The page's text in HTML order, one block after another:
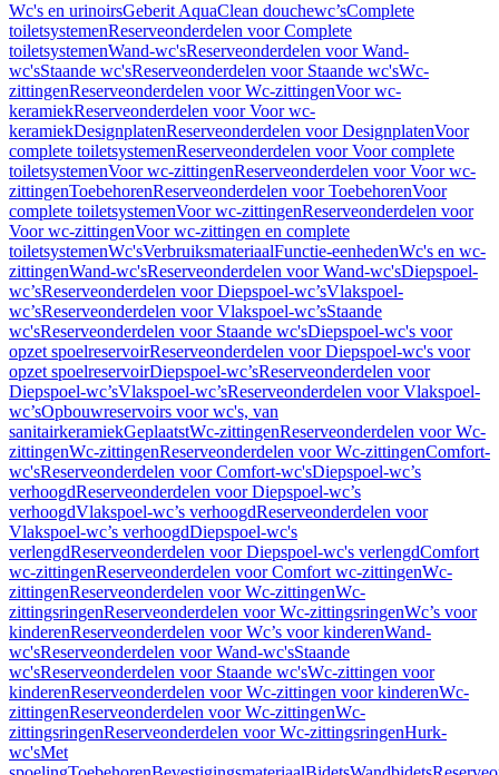
Wc's en urinoirsGeberit AquaClean douchewc’sComplete
toiletsystemenReserveonderdelen voor Complete
toiletsystemenWand-wc'sReserveonderdelen voor Wand-
wc'sStaande wc'sReserveonderdelen voor Staande wc'sWc-
zittingenReserveonderdelen voor Wc-zittingenVoor wc-
keramiekReserveonderdelen voor Voor wc-
keramiekDesignplatenReserveonderdelen voor DesignplatenVoor
complete toiletsystemenReserveonderdelen voor Voor complete
toiletsystemenVoor wc-zittingenReserveonderdelen voor Voor wc-
zittingenToebehorenReserveonderdelen voor ToebehorenVoor
complete toiletsystemenVoor wc-zittingenReserveonderdelen voor
Voor wc-zittingenVoor wc-zittingen en complete
toiletsystemenWc'sVerbruiksmateriaalFunctie-eenhedenWc's en wc-
zittingenWand-wc'sReserveonderdelen voor Wand-wc'sDiepspoel-
wc’sReserveonderdelen voor Diepspoel-wc’sVlakspoel-
wc’sReserveonderdelen voor Vlakspoel-wc’sStaande
wc'sReserveonderdelen voor Staande wc'sDiepspoel-wc's voor
opzet spoelreservoirReserveonderdelen voor Diepspoel-wc's voor
opzet spoelreservoirDiepspoel-wc’sReserveonderdelen voor
Diepspoel-wc’sVlakspoel-wc’sReserveonderdelen voor Vlakspoel-
wc’sOpbouwreservoirs voor wc's, van
sanitairkeramiekGeplaatstWc-zittingenReserveonderdelen voor Wc-
zittingenWc-zittingenReserveonderdelen voor Wc-zittingenComfort-
wc'sReserveonderdelen voor Comfort-wc'sDiepspoel-wc’s
verhoogdReserveonderdelen voor Diepspoel-wc’s
verhoogdVlakspoel-wc’s verhoogdReserveonderdelen voor
Vlakspoel-wc’s verhoogdDiepspoel-wc's
verlengdReserveonderdelen voor Diepspoel-wc's verlengdComfort
wc-zittingenReserveonderdelen voor Comfort wc-zittingenWc-
zittingenReserveonderdelen voor Wc-zittingenWc-
zittingsringenReserveonderdelen voor Wc-zittingsringenWc’s voor
kinderenReserveonderdelen voor Wc’s voor kinderenWand-
wc'sReserveonderdelen voor Wand-wc'sStaande
wc'sReserveonderdelen voor Staande wc'sWc-zittingen voor
kinderenReserveonderdelen voor Wc-zittingen voor kinderenWc-
zittingenReserveonderdelen voor Wc-zittingenWc-
zittingsringenReserveonderdelen voor Wc-zittingsringenHurk-
wc'sMet